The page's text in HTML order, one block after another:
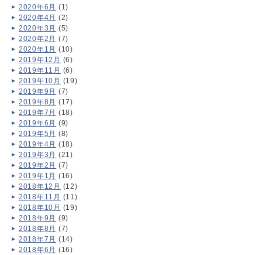
2020年6月 (1)
2020年4月 (2)
2020年3月 (5)
2020年2月 (7)
2020年1月 (10)
2019年12月 (6)
2019年11月 (6)
2019年10月 (19)
2019年9月 (7)
2019年8月 (17)
2019年7月 (18)
2019年6月 (9)
2019年5月 (8)
2019年4月 (18)
2019年3月 (21)
2019年2月 (7)
2019年1月 (16)
2018年12月 (12)
2018年11月 (11)
2018年10月 (19)
2018年9月 (9)
2018年8月 (7)
2018年7月 (14)
2018年6月 (16)